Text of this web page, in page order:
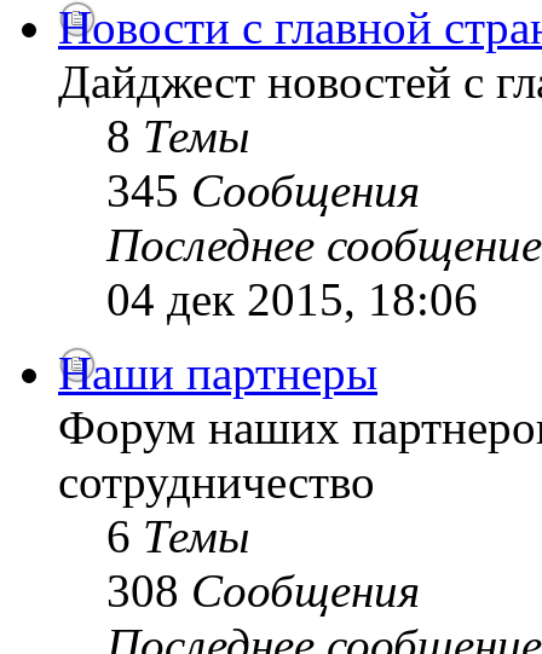
Новости с главной
Дайджест новостей с
8 Темы
345 Сообщения
Последнее сообщение
04 дек 2015, 18:06
Наши партнеры
Форум наших
сотрудничество
6 Темы
308 Сообщения